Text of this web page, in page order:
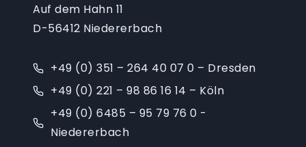
Auf dem Hahn 11
D-56412 Niedererbach
+49 (0) 351 – 264 40 07 0 – Dresden
+49 (0) 221 – 98 86 16 14 – Köln
+49 (0) 6485 – 95 79 76 0 -
Niedererbach